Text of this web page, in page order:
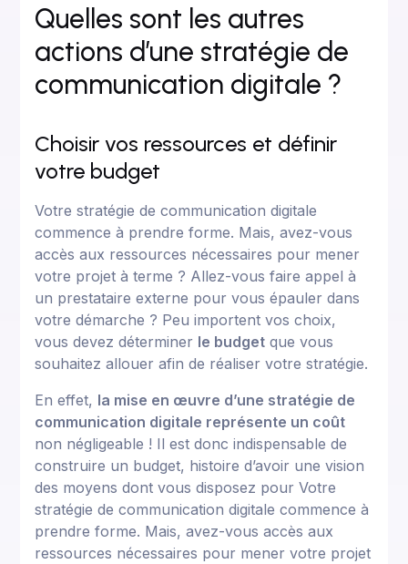
Quelles sont les autres
actions d’une stratégie de
communication digitale ?
Choisir vos ressources et définir
votre budget
Votre stratégie de communication digitale
commence à prendre forme. Mais, avez-vous
accès aux ressources nécessaires pour mener
votre projet à terme ? Allez-vous faire appel à
un prestataire externe pour vous épauler dans
votre démarche ? Peu importent vos choix,
vous devez déterminer le budget que vous
souhaitez allouer afin de réaliser votre stratégie.
En effet, la mise en œuvre d’une stratégie de
communication digitale représente un coût
non négligeable ! Il est donc indispensable de
construire un budget, histoire d’avoir une vision
des moyens dont vous disposez pour Votre
stratégie de communication digitale commence à
prendre forme. Mais, avez-vous accès aux
ressources nécessaires pour mener votre projet